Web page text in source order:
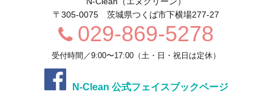
〒305-0075
茨城県つくば市下横場277-27
029-869-5278
受付時間／9:00〜17:00（土・日・祝日は定休）
N-Clean 公式フェイスブックページ